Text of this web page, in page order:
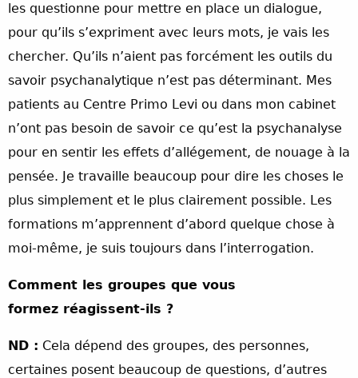
les questionne pour mettre en place un dialogue,
pour qu’ils s’expriment avec leurs mots, je vais les
chercher. Qu’ils n’aient pas forcément les outils du
savoir psychanalytique n’est pas déterminant. Mes
patients au Centre Primo Levi ou dans mon cabinet
n’ont pas besoin de savoir ce qu’est la psychanalyse
pour en sentir les effets d’allégement, de nouage à la
pensée. Je travaille beaucoup pour dire les choses le
plus simplement et le plus clairement possible. Les
formations m’apprennent d’abord quelque chose à
moi-même, je suis toujours dans l’interrogation.
Comment les groupes que vous
formez réagissent-ils ?
ND : Cela dépend des groupes, des personnes,
certaines posent beaucoup de questions, d’autres